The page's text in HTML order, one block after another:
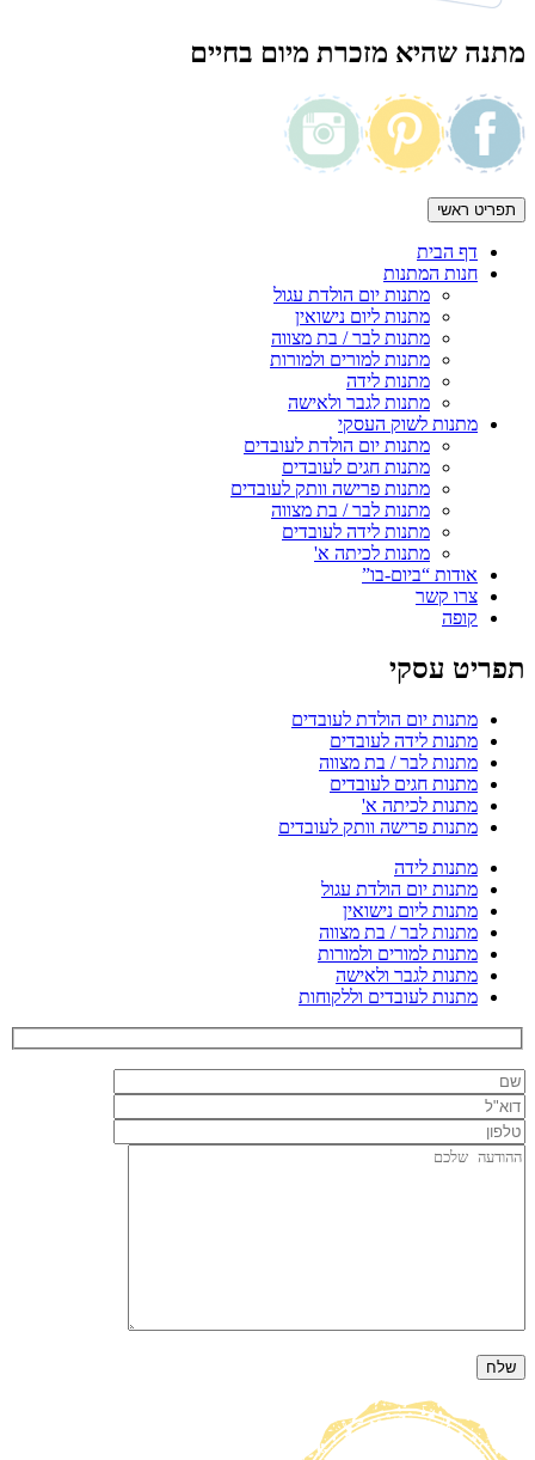
מתנה שהיא מזכרת מיום בחיים
תפריט ראשי
דף הבית
חנות המתנות
מתנות יום הולדת עגול
מתנות ליום נישואין
מתנות לבר / בת מצווה
מתנות למורים ולמורות
מתנות לידה
מתנות לגבר ולאישה
מתנות לשוק העסקי
מתנות יום הולדת לעובדים
מתנות חגים לעובדים
מתנות פרישה וותק לעובדים
מתנות לבר / בת מצווה
מתנות לידה לעובדים
מתנות לכיתה א'
אודות “ביום-בו”
צרו קשר
קופה
תפריט עסקי
מתנות יום הולדת לעובדים
מתנות לידה לעובדים
מתנות לבר / בת מצווה
מתנות חגים לעובדים
מתנות לכיתה א'
מתנות פרישה וותק לעובדים
מתנות לידה
מתנות יום הולדת עגול
מתנות ליום נישואין
מתנות לבר / בת מצווה
מתנות למורים ולמורות
מתנות לגבר ולאישה
מתנות לעובדים וללקוחות